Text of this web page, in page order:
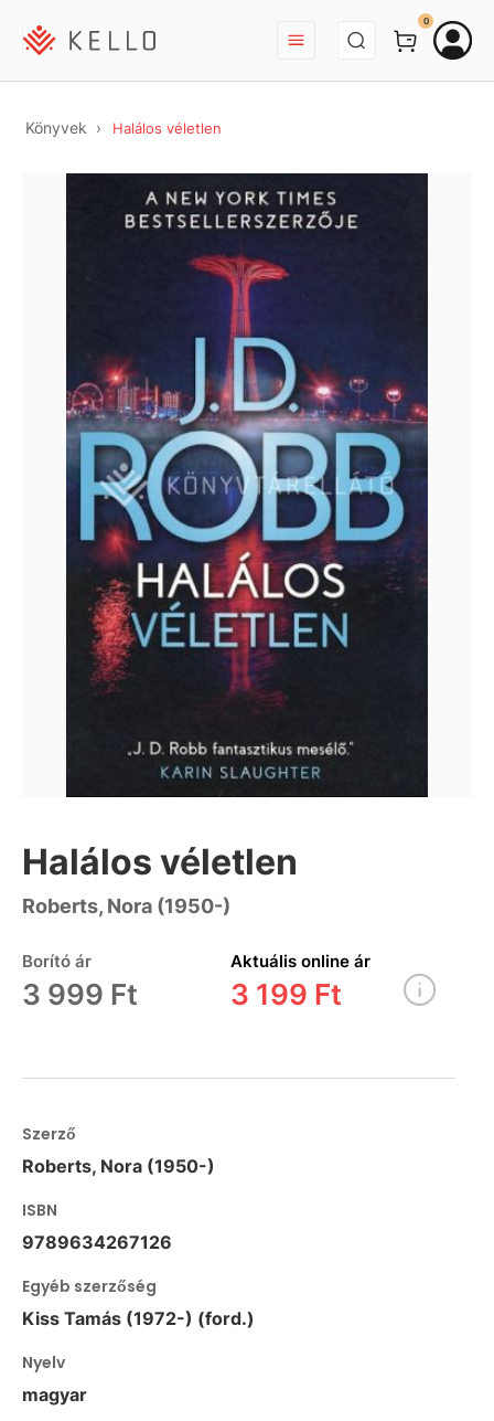
BEJELENTKEZÉS
0
Könyvek Halálos véletlen
Halálos véletlen
Roberts, Nora (1950-)
Borító ár
3 999 Ft
Aktuális online ár
3 199 Ft
Szerző
Roberts, Nora (1950-)
ISBN
9789634267126
Egyéb szerzőség
Kiss Tamás (1972-) (ford.)
Nyelv
magyar